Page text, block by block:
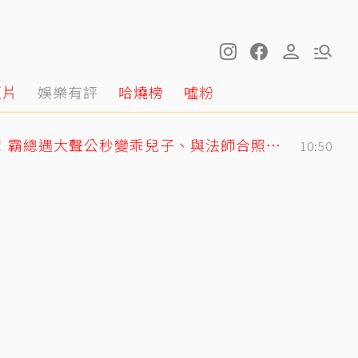
娛樂有評 哈燒榜 噓粉
GD私下反差萌藏不住！霸總遇大聲公秒變乖兒子、與法師合照掀網暴動 10:50